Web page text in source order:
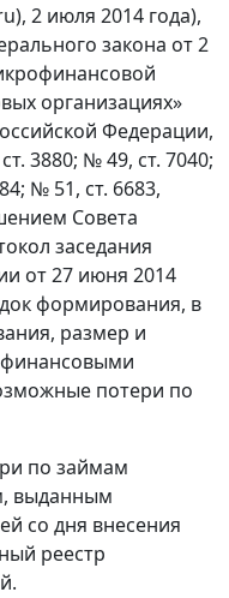
2 июля 2014 года),
закона от 2
организациях»
Федерации,
3880; № 49, ст. 7040;
№ 51, ст. 6683,
Совета
заседания
от 27 июня 2014
формирования, в
размер и
потери по
по займам
выданным
со дня внесения
реестр